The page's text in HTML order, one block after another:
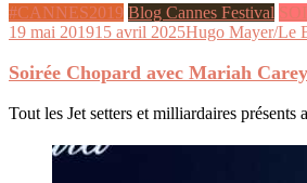
#CANNES2019 Blog Cannes Festival
19 mai 201915 avril 2025Hugo Mayer/Le
Soirée Chopard avec Mariah
Tout les Jet setters et milliardaires